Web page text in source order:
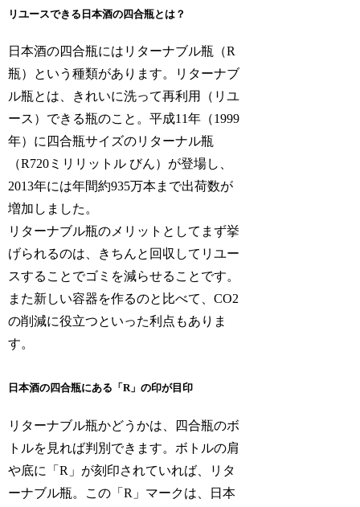
リユースできる日本酒の四合瓶とは？
日本酒の四合瓶にはリターナブル瓶（R
瓶）という種類があります。リターナブ
ル瓶とは、きれいに洗って再利用（リユ
ース）できる瓶のこと。平成11年（1999
年）に四合瓶サイズのリターナル瓶
（R720ミリリットル びん）が登場し、
2013年には年間約935万本まで出荷数が
増加しました。
リターナブル瓶のメリットとしてまず挙
げられるのは、きちんと回収してリユー
スすることでゴミを減らせることです。
また新しい容器を作るのと比べて、CO2
の削減に役立つといった利点もありま
す。
日本酒の四合瓶にある「R」の印が目印
リターナブル瓶かどうかは、四合瓶のボ
トルを見れば判別できます。ボトルの肩
や底に「R」が刻印されていれば、リタ
ーナブル瓶。この「R」マークは、日本